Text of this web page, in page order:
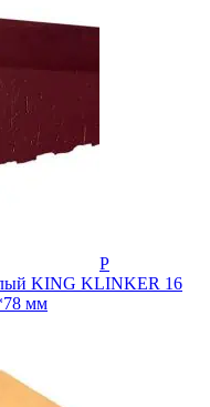
KING KLINKER 16
мм